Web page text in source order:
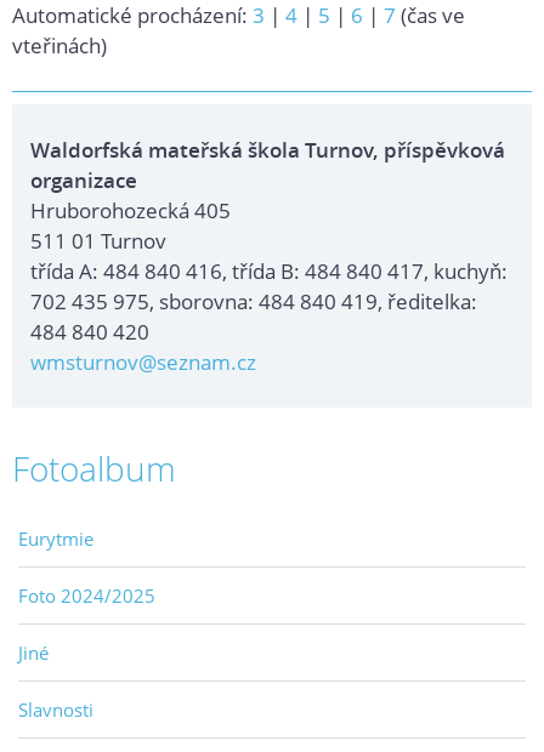
Automatické procházení: 3 | 4 | 5 | 6 | 7 (čas ve
vteřinách)
Waldorfská mateřská škola Turnov, příspěvková
organizace
Hruborohozecká 405
511 01 Turnov
třída A: 484 840 416, třída B: 484 840 417, kuchyň:
702 435 975, sborovna: 484 840 419, ředitelka:
484 840 420
wmsturnov@seznam.cz
Fotoalbum
Eurytmie
Foto 2024/2025
Jiné
Slavnosti